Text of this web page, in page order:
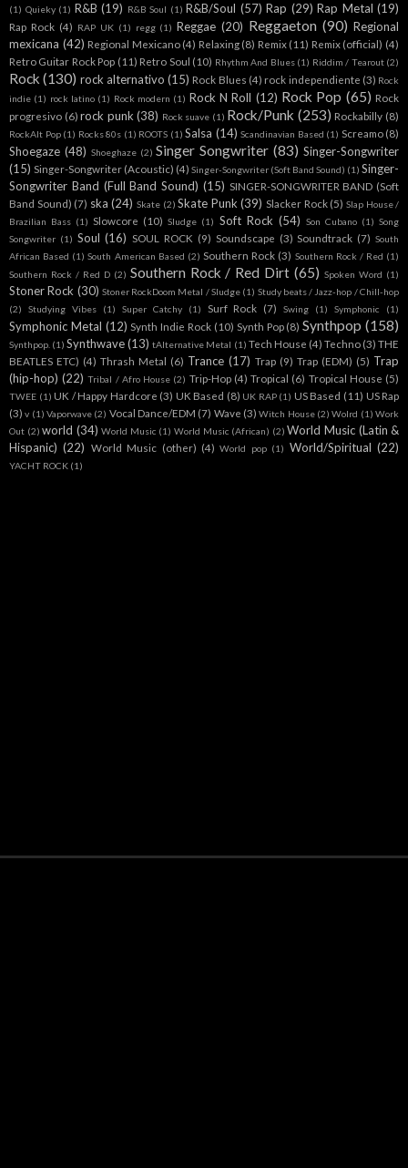
(1) Quieky (1) R&B (19) R&B Soul (1) R&B/Soul (57) Rap (29) Rap Metal (19)
Rap Rock (4) RAP UK (1) regg (1) Reggae (20) Reggaeton (90) Regional
mexicana (42) Regional Mexicano (4) Relaxing (8) Remix (11) Remix (official) (4)
Retro Guitar Rock Pop (11) Retro Soul (10) Rhythm And Blues (1) Riddim / Tearout (2)
Rock (130) rock alternativo (15) Rock Blues (4) rock independiente (3) Rock
indie (1) rock latino (1) Rock modern (1) Rock N Roll (12) Rock Pop (65) Rock
progresivo (6) rock punk (38) Rock suave (1) Rock/Punk (253) Rockabilly (8)
RockAlt Pop (1) Rocks 80s (1) ROOTS (1) Salsa (14) Scandinavian Based (1) Screamo (8)
Shoegaze (48) Shoeghaze (2) Singer Songwriter (83) Singer-Songwriter
(15) Singer-Songwriter (Acoustic) (4) Singer-Songwriter (Soft Band Sound) (1) Singer-
Songwriter Band (Full Band Sound) (15) SINGER-SONGWRITER BAND (Soft
Band Sound) (7) ska (24) Skate (2) Skate Punk (39) Slacker Rock (5) Slap House /
Brazilian Bass (1) Slowcore (10) Sludge (1) Soft Rock (54) Son Cubano (1) Song
Songwriter (1) Soul (16) SOUL ROCK (9) Soundscape (3) Soundtrack (7) South
African Based (1) South American Based (2) Southern Rock (3) Southern Rock / Red (1)
Southern Rock / Red D (2) Southern Rock / Red Dirt (65) Spoken Word (1)
Stoner Rock (30) Stoner RockDoom Metal / Sludge (1) Study beats / Jazz-hop / Chill-hop
(2)
Studying Vibes (1) Super Catchy (1) Surf Rock (7) Swing (1) Symphonic (1)
Symphonic Metal (12) Synth Indie Rock (10) Synth Pop (8) Synthpop (158)
Synthpop. (1) Synthwave (13) tAlternative Metal (1) Tech House (4) Techno (3) THE
BEATLES ETC) (4) Thrash Metal (6) Trance (17) Trap (9) Trap (EDM) (5) Trap
(hip-hop) (22) Tribal / Afro House (2) Trip-Hop (4) Tropical (6) Tropical House (5)
TWEE (1) UK / Happy Hardcore (3) UK Based (8) UK RAP (1) US Based (11) US Rap
(3) v (1) Vaporwave (2) Vocal Dance/EDM (7) Wave (3) Witch House (2) Wolrd (1) Work
Out (2) world (34) World Music (1) World Music (African) (2) World Music (Latin &
Hispanic) (22) World Music (other) (4) World pop (1) World/Spiritual (22)
YACHT ROCK (1)